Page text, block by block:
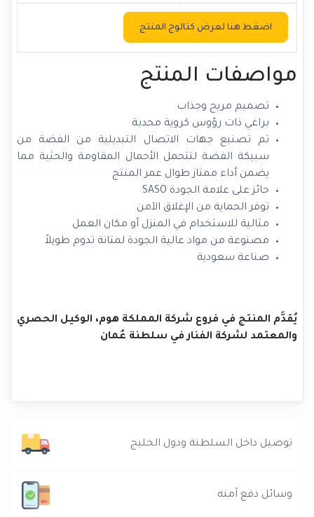
اضغط هنا لعرض كتالوج المنتج
مواصفات المنتج
تصميم مريح وجذاب
براغي ذات رؤوس كروية محدبة
تم تصنيع جهات الاتصال التبديلية من الفضة من
سبيكة الفضة لتتحمل الأحمال المقاومة والحثية مما
يضمن أداء ممتاز طوال عمر المنتج
حائز على علامة الجودة SASO
توفر الحماية من الإغلاق الآمن
مثالية للاستخدام في المنزل أو مكان العمل
مصنوعة من مواد عالية الجودة لمتانة تدوم طويلاً
صناعة سعودية
يُقدَّم المنتج في فروع شركة المملكة هوم، الوكيل الحصري
والمعتمد لشركة الفنار في سلطنة عُمان
توصيل داخل السلطنة ودول الخليج
وسائل دفع آمنه